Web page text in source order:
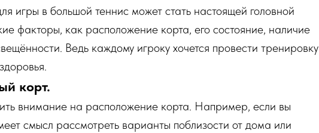
игры в большой теннис может стать настоящей головной
факторы, как расположение корта, его состояние, наличие
Ведь каждому игроку хочется провести тренировку
корт.
внимание на расположение корта. Например, если вы
смысл рассмотреть варианты поблизости от дома или